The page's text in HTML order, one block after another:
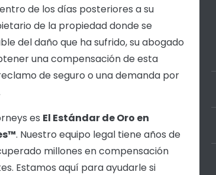
de los días posteriores a su
de la propiedad donde se
del daño que ha sufrido, su abogado
una compensación de esta
de seguro o una demanda por
es El Estándar de Oro en
. Nuestro equipo legal tiene años de
millones en compensación
Estamos aquí para ayudarle si